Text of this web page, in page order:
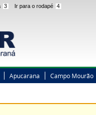
3 Ir para o rodapé 4
Apucarana Campo Mourão